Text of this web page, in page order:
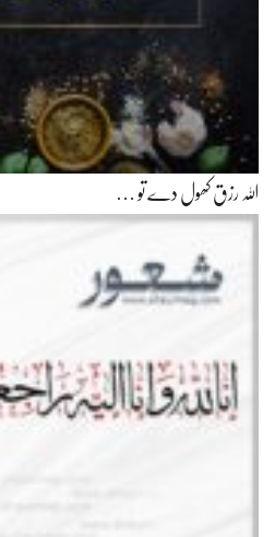
اللہ رزق کھول دے تو …